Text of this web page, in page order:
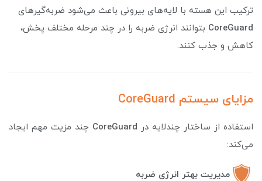
ترکیب این هسته با لایه‌های بیرونی باعث می‌شود ضربه‌گیرهای
CoreGuard بتوانند انرژی ضربه را در چند مرحله مختلف پخش،
کاهش و جذب کنند.
مزایای سیستم CoreGuard
استفاده از ساختار چندلایه در CoreGuard چند مزیت مهم ایجاد
می‌کند:
مدیریت بهتر انرژی ضربه